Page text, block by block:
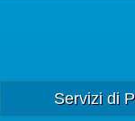
Servizi di